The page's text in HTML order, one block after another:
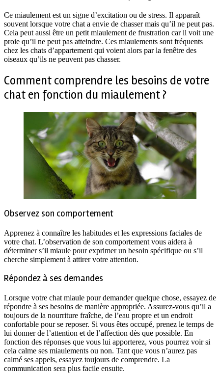
Ce miaulement est un signe d’excitation ou de stress. Il apparaît
souvent lorsque votre chat a envie de chasser mais qu’il ne peut pas.
Cela peut aussi être un petit miaulement de frustration car il voit une
proie qu’il ne peut pas atteindre. Ces miaulements sont fréquents
chez les chats d’appartement qui voient alors par la fenêtre des
oiseaux qu’ils ne peuvent pas chasser.
Comment comprendre les besoins de votre
chat en fonction du miaulement ?
Observez son comportement
Apprenez à connaître les habitudes et les expressions faciales de
votre chat. L’observation de son comportement vous aidera à
déterminer s’il miaule pour exprimer un besoin spécifique ou s’il
cherche simplement à attirer votre attention.
Répondez à ses demandes
Lorsque votre chat miaule pour demander quelque chose, essayez de
répondre à ses besoins de manière appropriée. Assurez-vous qu’il a
toujours de la nourriture fraîche, de l’eau propre et un endroit
confortable pour se reposer. Si vous êtes occupé, prenez le temps de
lui donner de l’attention et de l’affection dès que possible. En
fonction des réponses que vous lui apporterez, vous pourrez voir si
cela calme ses miaulements ou non. Tant que vous n’aurez pas
calmé ses appels, essayez toujours de comprendre. La
communication sera plus facile ensuite.